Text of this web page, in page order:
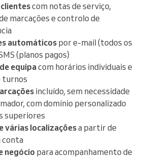
com notas de serviço,
marcações e controlo de
automáticospor e-mail (todos os
(planos pagos)
equipacom horários individuais e
turnos
incluído, sem necessidade
com domínio personalizado
superiores
várias localizaçõesa partir de
conta
negócio para acompanhamento de